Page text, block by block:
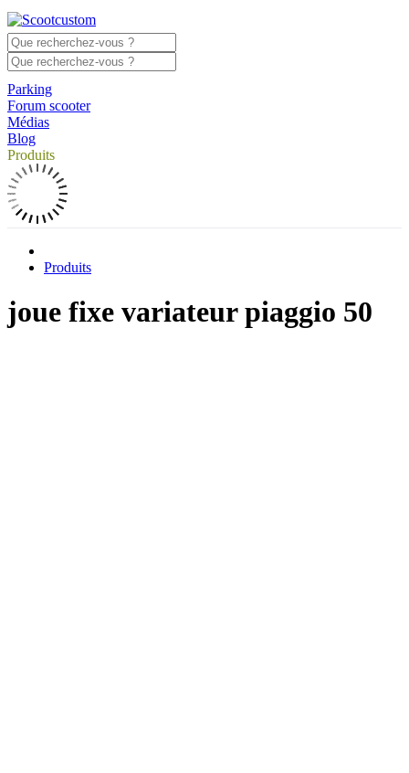
Parking
Forum scooter
Médias
Blog
Produits
Produits
joue fixe variateur piaggio 50